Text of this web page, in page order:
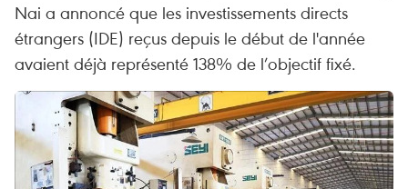
Nai a annoncé que les investissements directs
étrangers (IDE) reçus depuis le début de l'année
avaient déjà représenté 138% de l’objectif fixé.